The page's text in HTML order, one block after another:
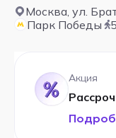
Москва, ул.
Парк Победы
Акция